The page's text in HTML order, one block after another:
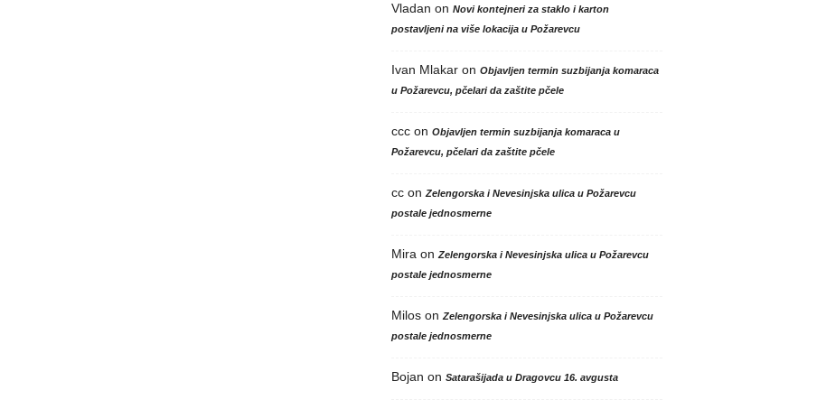
Vladan on Novi kontejneri za staklo i karton
postavljeni na više lokacija u Požarevcu
Ivan Mlakaron Objavljen termin suzbijanja komaraca
u Požarevcu, pčelari da zaštite pčele
cccon Objavljen termin suzbijanja komaraca u
Požarevcu, pčelari da zaštite pčele
ccon Zelengorska i Nevesinjska ulica u Požarevcu
postale jednosmerne
Mira on Zelengorska i Nevesinjska ulica u Požarevcu
postale jednosmerne
Miloson Zelengorska i Nevesinjska ulica u Požarevcu
postale jednosmerne
Bojan on Satarašijada u Dragovcu 16. avgusta